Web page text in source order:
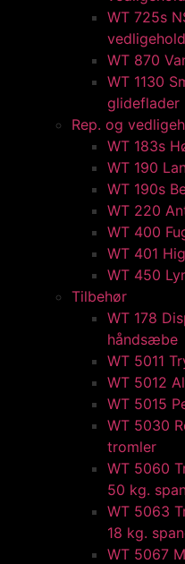
WT 725s
WT 870
WT 1130
glideflader​
Rep. og
WT 183s
WT 190
WT 190s
WT 220
WT 400
WT 401
WT 450
Tilbehør
WT 178
håndsæbe
WT 5011
WT 5012
WT 5015
WT 5030
tromler
WT 5060
50 kg.
WT 5063
18 kg.
WT 5067